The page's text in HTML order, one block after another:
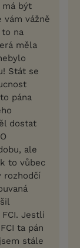
má být
vám vážně
na
měla
Stát se
pána
dostat
ale
to vůbec
rozhodčí
Jestli
ta pán
stále